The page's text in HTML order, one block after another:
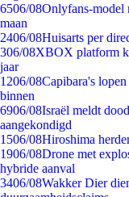
6506/08Onlyfans-model
maan
2406/08Huisarts per
306/08XBOX platform
jaar
1206/08Capibara's
binnen
6906/08Israël meldt
aangekondigd
1506/08Hiroshima
1906/08Drone met
hybride aanval
3406/08Wakker Dier